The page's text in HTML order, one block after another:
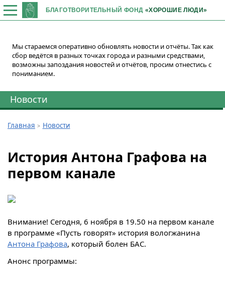
БЛАГОТВОРИТЕЛЬНЫЙ ФОНД «ХОРОШИЕ ЛЮДИ»
Мы стараемся оперативно обновлять новости и отчёты. Так как
сбор ведётся в разных точках города и разными средствами,
возможны запоздания новостей и отчётов, просим отнестись с
пониманием.
Новости
Главная Новости
История Антона Графова на
первом канале
Внимание! Сегодня, 6 ноября в 19.50 на первом канале
в программе «Пусть говорят» история вологжанина
Антона Графова, который болен БАС.
Анонс программы: